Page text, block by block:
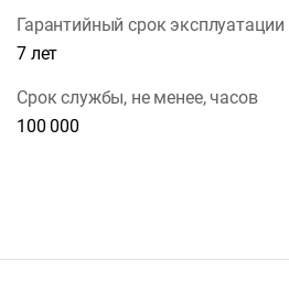
Гарантийный срок эксплуатации
7 лет
Срок службы, не менее, часов
100 000